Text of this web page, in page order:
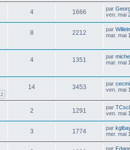
4 1666 par
ven. mai
8 2212 par
mar. mai
4 1351 par
mar. mai
2
14 3453 par
ven. mai
2 1291 par
ven. mai
3 1774 par
mer. mai
par